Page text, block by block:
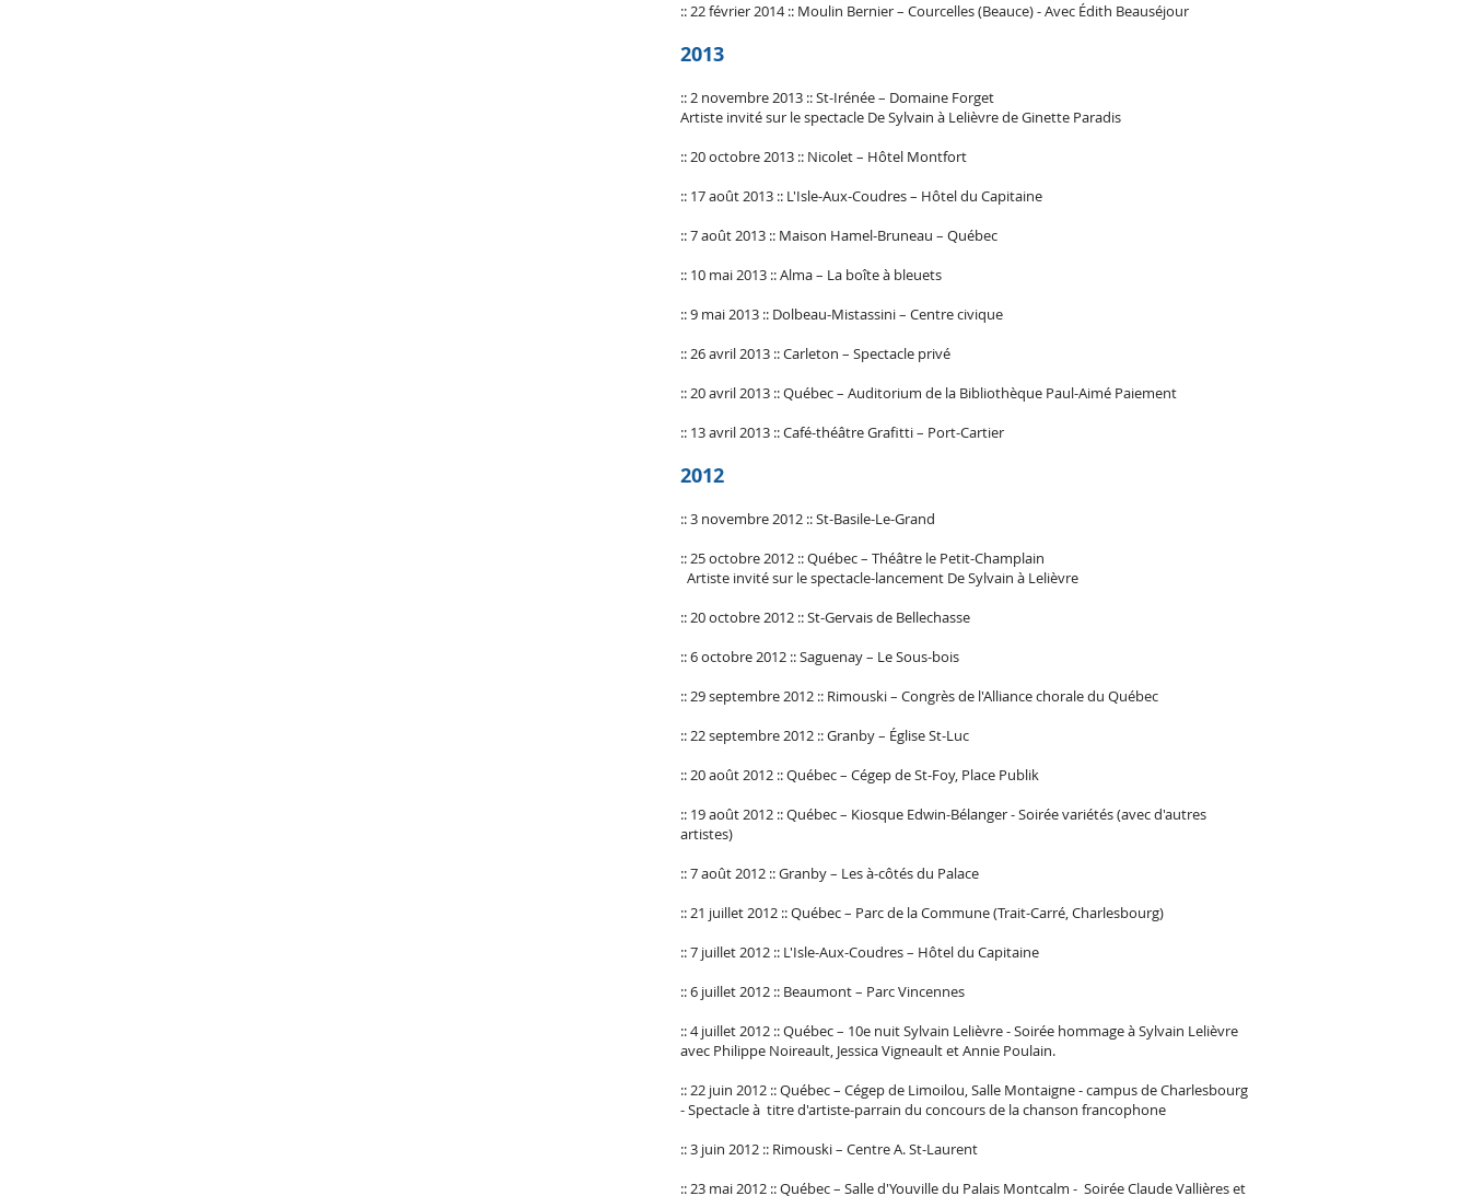
:: 22 février 2014 :: Moulin Bernier – Courcelles (Beauce) - Avec Édith Beauséjour
2013
:: 2 novembre 2013 :: St-Irénée – Domaine Forget
Artiste invité sur le spectacle De Sylvain à Lelièvre de Ginette Paradis
:: 20 octobre 2013 :: Nicolet – Hôtel Montfort
:: 17 août 2013 :: L'Isle-Aux-Coudres – Hôtel du Capitaine
:: 7 août 2013 :: Maison Hamel-Bruneau – Québec
:: 10 mai 2013 :: Alma – La boîte à bleuets
:: 9 mai 2013 :: Dolbeau-Mistassini – Centre civique
:: 26 avril 2013 :: Carleton – Spectacle privé
:: 20 avril 2013 :: Québec – Auditorium de la Bibliothèque Paul-Aimé Paiement
:: 13 avril 2013 :: Café-théâtre Grafitti – Port-Cartier
2012
:: 3 novembre 2012 :: St-Basile-Le-Grand
:: 25 octobre 2012 :: Québec – Théâtre le Petit-Champlain
Artiste invité sur le spectacle-lancement De Sylvain à Lelièvre
:: 20 octobre 2012 :: St-Gervais de Bellechasse
:: 6 octobre 2012 :: Saguenay – Le Sous-bois
:: 29 septembre 2012 :: Rimouski – Congrès de l'Alliance chorale du Québec
:: 22 septembre 2012 :: Granby – Église St-Luc
:: 20 août 2012 :: Québec – Cégep de St-Foy, Place Publik
:: 19 août 2012 :: Québec – Kiosque Edwin-Bélanger - Soirée variétés (avec d'autres
artistes)
:: 7 août 2012 :: Granby – Les à-côtés du Palace
:: 21 juillet 2012 :: Québec – Parc de la Commune (Trait-Carré, Charlesbourg)
:: 7 juillet 2012 :: L'Isle-Aux-Coudres – Hôtel du Capitaine
:: 6 juillet 2012 :: Beaumont – Parc Vincennes
:: 4 juillet 2012 :: Québec – 10e nuit Sylvain Lelièvre - Soirée hommage à Sylvain Lelièvre
avec Philippe Noireault, Jessica Vigneault et Annie Poulain.
:: 22 juin 2012 :: Québec – Cégep de Limoilou, Salle Montaigne - campus de Charlesbourg
- Spectacle à titre d'artiste-parrain du concours de la chanson francophone
:: 3 juin 2012 :: Rimouski – Centre A. St-Laurent
:: 23 mai 2012 :: Québec – Salle d'Youville du Palais Montcalm - Soirée Claude Vallières et